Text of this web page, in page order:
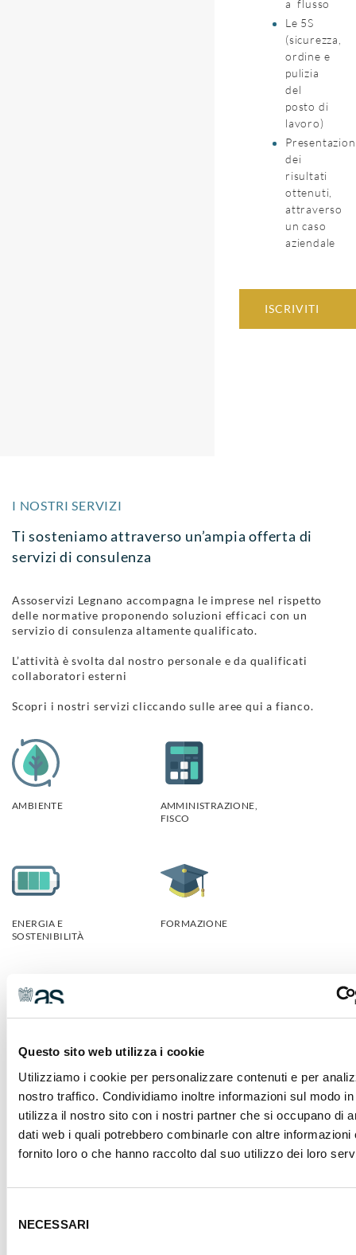
Questo sito web utilizza i cookie
Utilizziamo i cookie per personalizzare contenuti e per
nostro traffico. Condividiamo inoltre informazioni sul modo
utilizza il nostro sito con i nostri partner che si occupano di
dati web i quali potrebbero combinarle con altre informazioni
fornito loro o che hanno raccolto dal suo utilizzo dei loro
delNECESSARI
a flusso
Le 5S
(sicurezza,
ordine e
pulizia
del
posto di
lavoro)
dei
risultati
ottenuti,
attraverso
un caso
aziendale
ISCRIVITI
I NOSTRI SERVIZI
Ti sosteniamo attraverso un’ampia offerta di
servizi di consulenza
Assoservizi Legnano accompagna le imprese nel rispetto
delle normative proponendo soluzioni efficaci con un
servizio di consulenza altamente qualificato.
L’attività è svolta dal nostro personale e da qualificati
collaboratori esterni
Scopri i nostri servizi cliccando sulle aree qui a fianco.
AMBIENTE
AMMINISTRAZIONE,
FISCO
ENERGIA E
SOSTENIBILITÀ
FORMAZIONE
LEGALE
ORGANIZZAZIONE
AZIENDALE